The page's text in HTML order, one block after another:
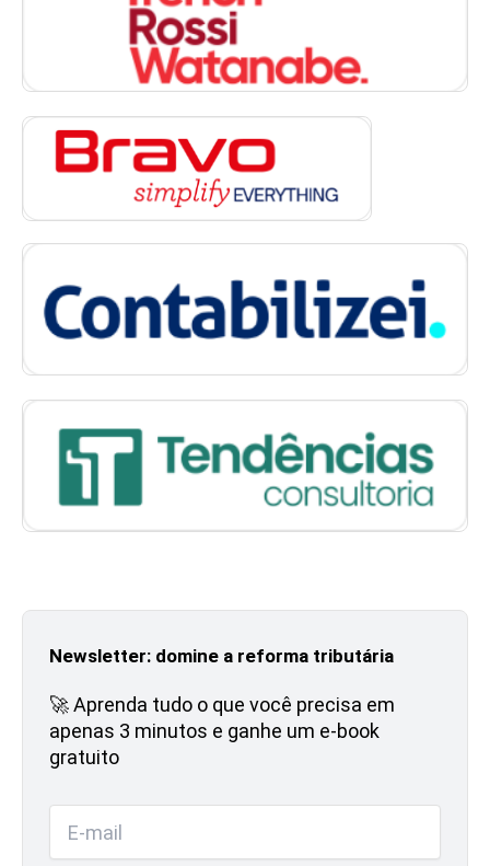
Newsletter: domine a reforma tributária
🚀 Aprenda tudo o que você precisa em
apenas 3 minutos e ganhe um e-book
gratuito